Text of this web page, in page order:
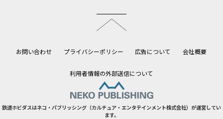
お問い合わせ プライバシーポリシー 広告について 会社概要
利用者情報の外部送信について
鉄道ホビダスはネコ・パブリッシング（カルチュア・エンタテインメント株式会社）が運営してい
ます。